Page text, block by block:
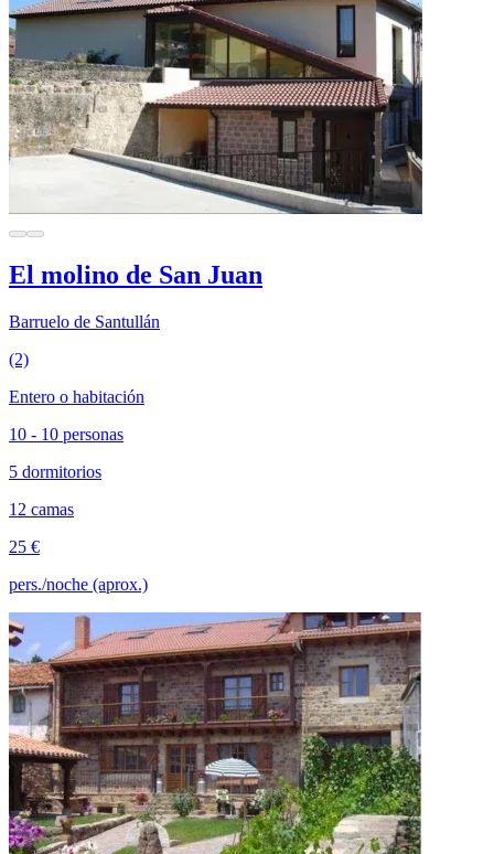
El molino de San Juan
Barruelo de Santullán
(2)
Entero o habitación
10 - 10 personas
5 dormitorios
12 camas
25 €
pers./noche (aprox.)